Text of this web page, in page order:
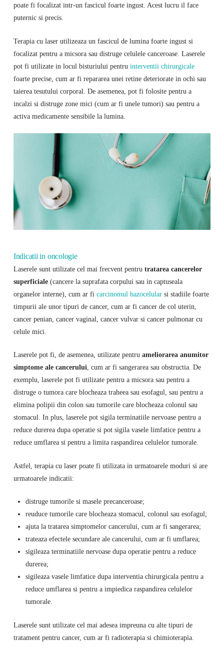
poate fi focalizat intr-un fascicul foarte ingust. Acest lucru il face
puternic si precis.
Terapia cu laser utilizeaza un fascicul de lumina foarte ingust si
focalizat pentru a micsora sau distruge celulele canceroase. Laserele
pot fi utilizate in locul bisturiului pentru interventii chirurgicale
foarte precise, cum ar fi repararea unei retine deteriorate in ochi sau
taierea tesutului corporal. De asemenea, pot fi folosite pentru a
incalzi si distruge zone mici (cum ar fi unele tumori) sau pentru a
activa medicamente sensibile la lumina.
Indicatii in oncologie
Laserele sunt utilizate cel mai frecvent pentru tratarea cancerelor
superficiale(cancere la suprafata corpului sau in captuseala
organelor interne), cum ar fi carcinomul bazocelularsi stadiile foarte
timpurii ale unor tipuri de cancer, cum ar fi cancer de col uterin,
cancer penian, cancer vaginal, cancer vulvar si cancer pulmonar cu
celule mici.
Laserele pot fi, de asemenea, utilizate pentru ameliorarea anumitor
simptome ale cancerului, cum ar fi sangerarea sau obstructia. De
exemplu, laserele pot fi utilizate pentru a micsora sau pentru a
distruge o tumora care blocheaza traheea sau esofagul, sau pentru a
elimina polipii din colon sau tumorile care blocheaza colonul sau
stomacul. In plus, laserele pot sigila terminatiile nervoase pentru a
reduce durerea dupa operatie si pot sigila vasele limfatice pentru a
reduce umflarea si pentru a limita raspandirea celulelor tumorale.
Astfel, terapia cu laser poate fi utilizata in urmatoarele moduri si are
urmatoarele indicatii:
distruge tumorile si masele precanceroase;
reuduce tumorile care blocheaza stomacul, colonul sau esofagul;
ajuta la tratarea simptomelor cancerului, cum ar fi sangerarea;
trateaza efectele secundare ale cancerului, cum ar fi umflarea;
sigileaza terminatiile nervoase dupa operatie pentru a reduce
durerea;
sigileaza vasele limfatice dupa interventia chirurgicala pentru a
reduce umflarea si pentru a impiedica raspandirea celulelor
tumorale.
Laserele sunt utilizate cel mai adesea impreuna cu alte tipuri de
tratament pentru cancer, cum ar fi radioterapia si chimioterapia.